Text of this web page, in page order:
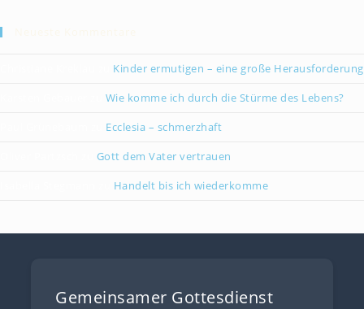
Kinder ermutigen – eine große Herausforderung
Wie komme ich durch die Stürme des Lebens?
Ecclesia – schmerzhaft
Gott dem Vater vertrauen
Handelt bis ich wiederkomme
Gemeinsamer Gottesdienst